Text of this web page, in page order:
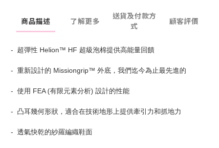
商品描述 了解更多
送貨及付款方
式
顧客評價
- 超彈性 Helion™ HF 超級泡棉提供高能量回饋
- 重新設計的 Missiongrip™ 外底，我們迄今為止最先進的
- 使用 FEA (有限元素分析) 設計的性能
- 凸耳幾何形狀，適合在技術地形上提供牽引力和抓地力
- 透氣快乾的紗羅編織鞋面